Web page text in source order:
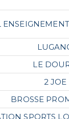
LE
2 JOE
BROSSE
SPORTS